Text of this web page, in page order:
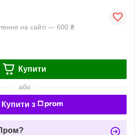
на сайті — 600 ₴
Купити
або
Купити з